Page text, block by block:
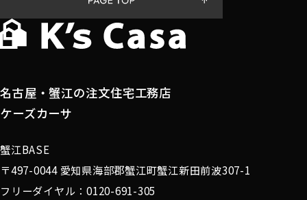
名古屋・蟹江の注文住宅工務店
ケーズカーサ
蟹江BASE
〒497-0044 愛知県海部郡蟹江町蟹江新田前波307-1
フリーダイヤル：0120-691-305